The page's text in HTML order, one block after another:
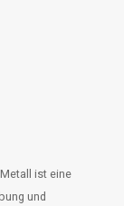
ist eine
und